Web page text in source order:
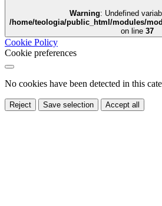
Warning
: Undefined
/home/teologia/public_html/modules/
on line 37
Cookie Policy
Cookie preferences
No cookies have been detected in this
Reject Save selection Accept all